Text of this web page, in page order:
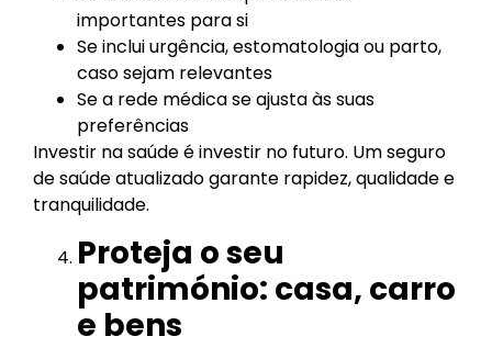
importantes para si
Se inclui urgência, estomatologia ou parto,
caso sejam relevantes
Se a rede médica se ajusta às suas
preferências
Investir na saúde é investir no futuro. Um seguro
de saúde atualizado garante rapidez, qualidade e
tranquilidade.
Proteja o seu
património: casa, carro
e bens